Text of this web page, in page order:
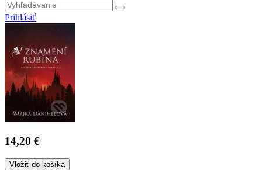
Prihlásiť
14,20 €
Vložiť do košíka